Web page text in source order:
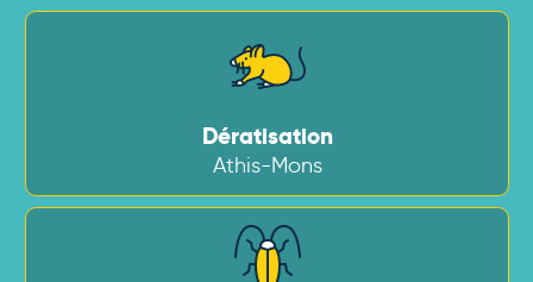
Dératisation
Athis-Mons